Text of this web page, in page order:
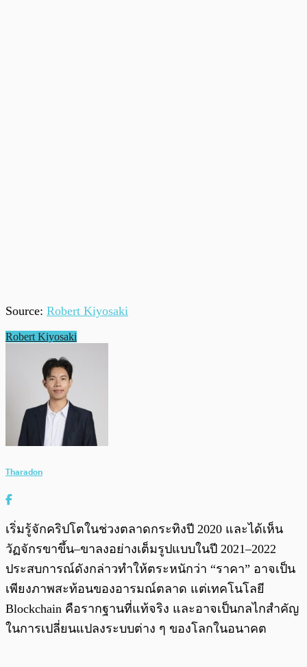
Source: Robert Kiyosaki
Robert Kiyosaki
Tharadon
เริ่มรู้จักคริปโตในช่วงตลาดกระทิงปี 2020 และได้เห็น
วัฏจักรขาขึ้น–ขาลงอย่างเต็มรูปแบบในปี 2021–2022
ประสบการณ์ดังกล่าวทำให้ตระหนักว่า “ราคา” อาจเป็น
เพียงภาพสะท้อนของอารมณ์ตลาด แต่เทคโนโลยี
Blockchain คือรากฐานที่แท้จริง และอาจเป็นกลไกสำคัญ
ในการเปลี่ยนแปลงระบบต่าง ๆ ของโลกในอนาคต